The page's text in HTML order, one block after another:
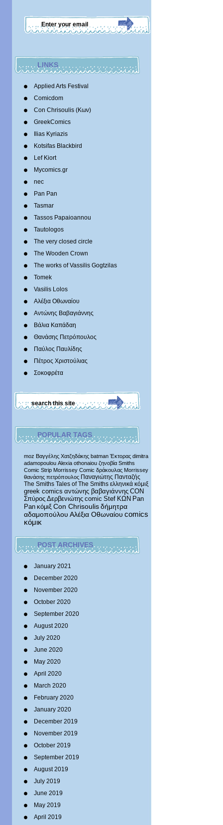
LINKS
Applied Arts Festival
Comicdom
Con Chrisoulis (Κων)
GreekComics
Ilias Kyriazis
Kotsifas Blackbird
Lef Kiort
Mycomics.gr
nec
Pan Pan
Tasmar
Tassos Papaioannou
Tautologos
The very closed circle
The Wooden Crown
The works of Vassilis Gogtzilas
Tomek
Vasilis Lolos
Αλέξια Οθωναίου
Αντώνης Βαβαγιάννης
Βάλια Καπάδαη
Θανάσης Πετρόπουλος
Παύλος Παυλίδης
Πέτρος Χριστούλιας
Σοκοφρέτα
POPULAR TAGS
moz Βαγγέλης Χατζηδάκης batman Έκτορας dimitra
adamopoulou Alexia othonaiou ζηνοβία Smiths
Comic Strip Morrissey Comic δράκουλας Morrissey
θανάσης πετρόπουλος Παναγιώτης Πανταζής
The Smiths Tales of The Smiths ελληνικά κόμιξ
greek comics αντώνης βαβαγιάννης CON
Σπύρος Δερβενιώτης comic Stef ΚΩΝ Pan
Pan κόμιξ Con Chrisoulis δήμητρα
αδαμοπούλου Αλέξια Οθωναίου comics
κόμικ
POST ARCHIVES
January 2021
December 2020
November 2020
October 2020
September 2020
August 2020
July 2020
June 2020
May 2020
April 2020
March 2020
February 2020
January 2020
December 2019
November 2019
October 2019
September 2019
August 2019
July 2019
June 2019
May 2019
April 2019